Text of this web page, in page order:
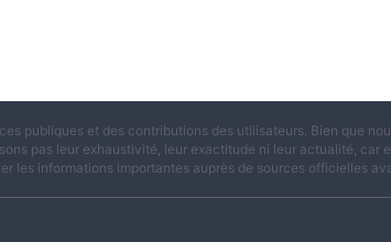
publiques et des contributions des utilisateurs. Bien que
pas leur exhaustivité, leur exactitude ni leur actualité, car
les informations importantes auprès de sources officielles